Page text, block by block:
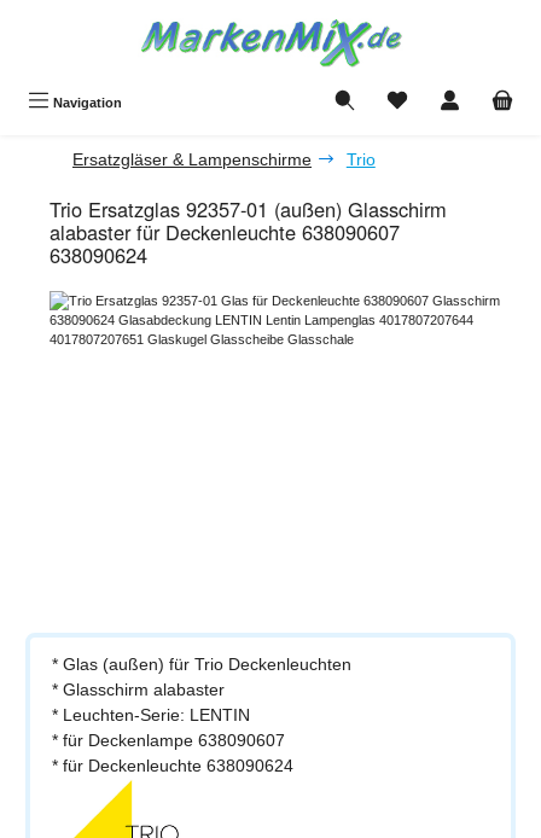
Navigation Du hast 0 Produkte
Ersatzgläser & Lampenschirme Trio
Trio Ersatzglas 92357-01 (außen) Glasschirm
alabaster für Deckenleuchte 638090607
638090624
Bildergalerie überspringen
* Glas (außen) für Trio Deckenleuchten
* Glasschirm alabaster
* Leuchten-Serie: LENTIN
* für Deckenlampe 638090607
* für Deckenleuchte 638090624